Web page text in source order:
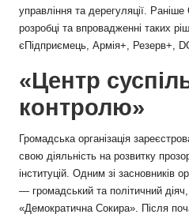
управління та дерегуляції.
розробці та впровадженні таких
єПідприємець, Армія+, Резерв+,
«Центр
контролю»
Громадська організація
свою діяльність на розвитку
інституцій. Одним зі засновників
— громадський та політичний
«Демократична Сокира». Після